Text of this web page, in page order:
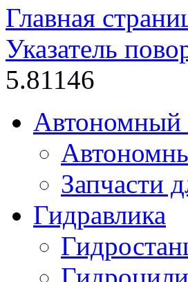
Главная
Указатель
5.81146
Автономный
Запчасти
Гидравлика